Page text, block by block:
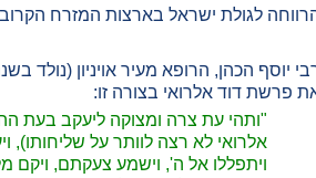
לגולת ישראל בארצות המזרח
פרשת דוד אלרואי בצורה זו:
"ותהי עת צרה ומצוקה ליעקב בעת
אלרואי לא רצה לוותר על שליחותו),
ויתפללו אל ה', וישמע צעקתם, ויקם